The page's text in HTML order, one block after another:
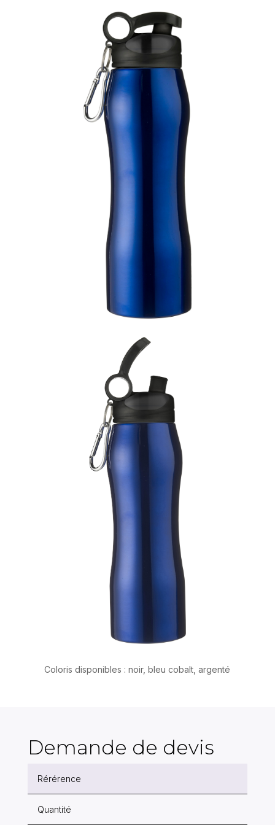
Coloris disponibles : noir, bleu cobalt, argenté
Demande de devis